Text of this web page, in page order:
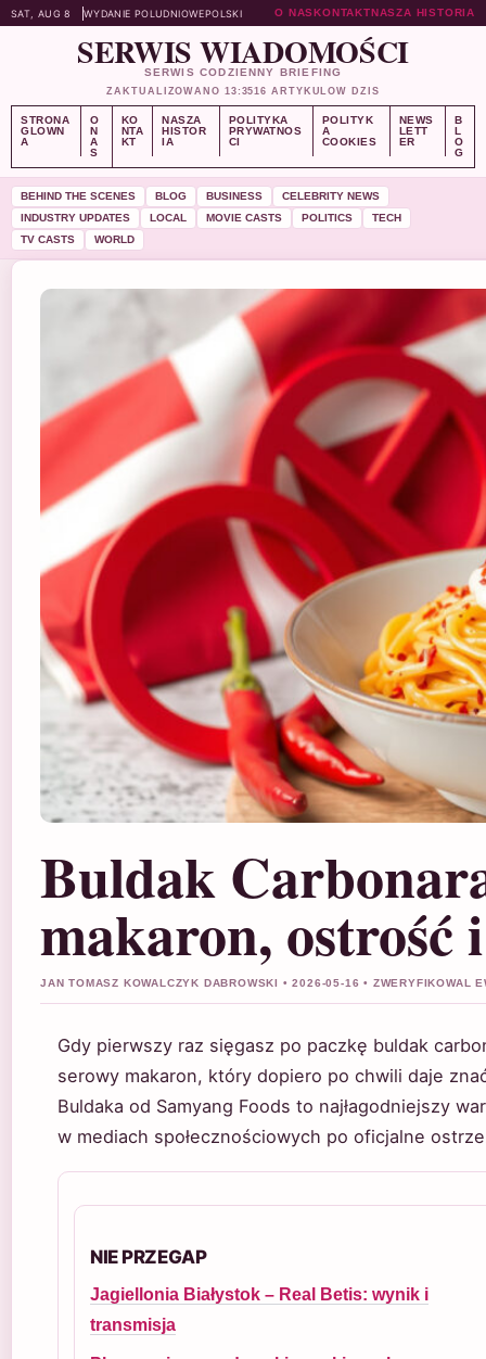
SAT, AUG 8 WYDANIE POLUDNIOWEPOLSKI O NASKONTAKTNASZA HISTORIA
SERWIS WIADOMOŚCI
SERWIS CODZIENNY BRIEFING
ZAKTUALIZOWANO 13:3516 ARTYKULOW DZIS
STRONA
GLOWN
A
O
N
A
S
KO
NTA
KT
NASZA
HISTOR
IA
POLITYKA
PRYWATNOS
CI
POLITYK
A
COOKIES
NEWS
LETT
ER
B
L
O
G
BEHIND THE SCENES BLOG BUSINESS
CELEBRITY NEWS
INDUSTRY UPDATES
LOCAL MOVIE CASTS POLITICS
TECH
TV CASTS
WORLD
Buldak
makaron, ostrość
JAN TOMASZ KOWALCZYK DABROWSKI • 2026-05-16 • ZWERYFIKOWAL
Gdy pierwszy raz sięgasz po paczkę buldak
serowy makaron, który dopiero po chwili daje
Buldaka od Samyang Foods to najłagodniejszy
w mediach społecznościowych po oficjalne
NIE PRZEGAP
Jagiellonia Białystok – Real Betis: wynik i
transmisja